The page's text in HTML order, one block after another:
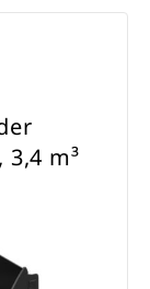
3,4 m³